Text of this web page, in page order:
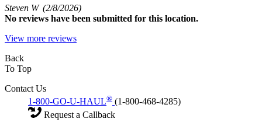
Steven W (2/8/2026)
No reviews have been submitted for this location.
View more reviews
Back
To Top
Contact Us
1-800-GO-U-HAUL® (1-800-468-4285)
Request a Callback